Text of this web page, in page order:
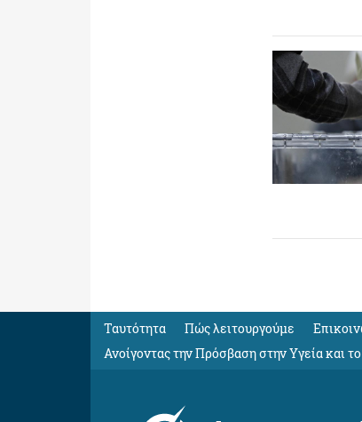
Ταυτότητα Πώς λειτουργούμε
Ανοίγοντας την Πρόσβαση στην Υγεία και